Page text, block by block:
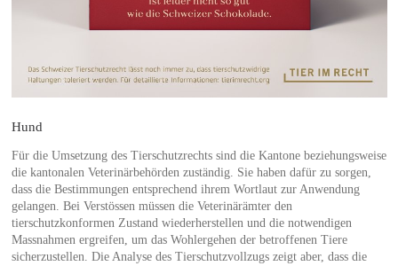
Hund
Für die Umsetzung des Tierschutzrechts sind die Kantone beziehungsweise
die kantonalen Veterinärbehörden zuständig. Sie haben dafür zu sorgen,
dass die Bestimmungen entsprechend ihrem Wortlaut zur Anwendung
gelangen. Bei Verstössen müssen die Veterinärämter den
tierschutzkonformen Zustand wiederherstellen und die notwendigen
Massnahmen ergreifen, um das Wohlergehen der betroffenen Tiere
sicherzustellen. Die Analyse des Tierschutzvollzugs zeigt aber, dass die